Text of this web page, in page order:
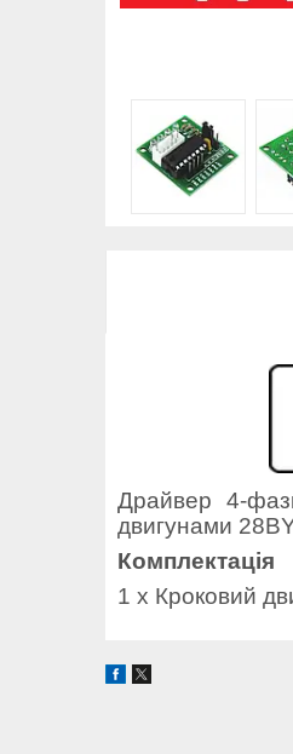
Драйвер 4-
двигунами
Комплектація
1 х Кроковий